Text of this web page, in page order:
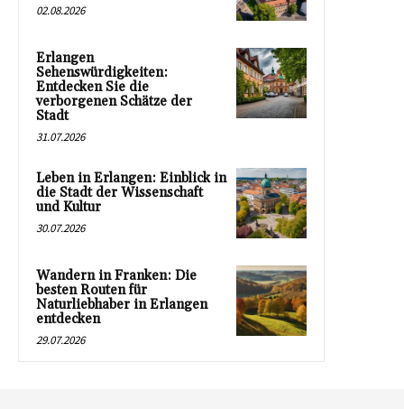
02.08.2026
Erlangen
Sehenswürdigkeiten:
Entdecken Sie die
verborgenen Schätze der
Stadt
31.07.2026
Leben in Erlangen: Einblick in
die Stadt der Wissenschaft
und Kultur
30.07.2026
Wandern in Franken: Die
besten Routen für
Naturliebhaber in Erlangen
entdecken
29.07.2026